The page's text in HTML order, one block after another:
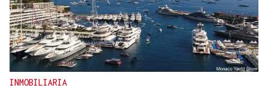
INMOBILIARIA